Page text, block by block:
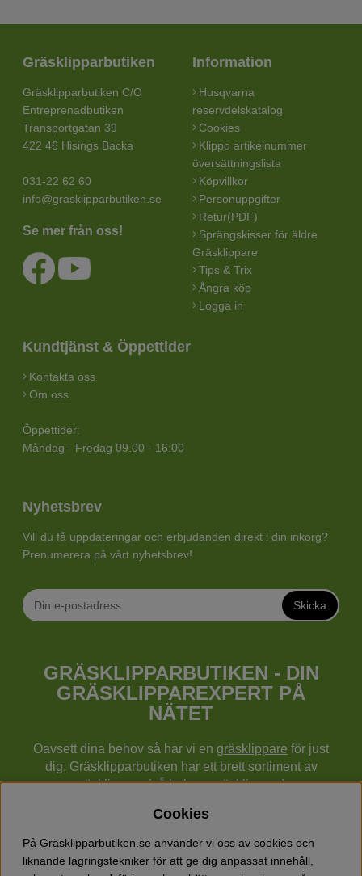
Gräsklipparbutiken
Gräsklipparbutiken C/O
Entreprenadbutiken
Transportgatan 39
422 46 Hisings Backa
031-22 62 60
info@grasklipparbutiken.se
Se mer från oss!
Information
Husqvarna
reservdelskatalog
Cookies
Klippo artikelnummer
översättningslista
Köpvillkor
Personuppgifter
Retur(PDF)
Sprängskisser för äldre
Gräsklippare
Tips & Trix
Ångra köp
Logga in
Kundtjänst & Öppettider
Kontakta oss
Om oss
Öppettider:
Måndag - Fredag 09.00 - 16:00
Nyhetsbrev
Vill du få uppdateringar och erbjudanden direkt i din inkorg?
Prenumerera på vårt nyhetsbrev!
Skicka
GRÄSKLIPPARBUTIKEN - DIN
GRÄSKLIPPAREXPERT PÅ
NÄTET
Oavsett dina behov så har vi en gräsklippare för just
dig. Gräsklipparbutiken har ett brett sortiment av
gräsklippare (gå bakom gräsklippare),
cylindergräsklippare, traktorer mm från Husqvarna,
Klippo och Gardena.
Utöver gräsklippare finns också ett brett sortiment hos
Gräsklipparbutiken med skog & trädgårdsprodukter så
Cookies
På Gräsklipparbutiken.se använder vi oss av cookies och
liknande lagringstekniker för att ge dig anpassat innehåll,